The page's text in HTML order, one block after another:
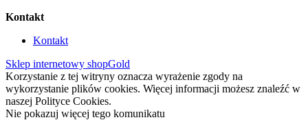
Kontakt
Kontakt
Sklep internetowy shopGold
Korzystanie z tej witryny oznacza wyrażenie zgody na
wykorzystanie plików cookies. Więcej informacji możesz znaleźć w
naszej Polityce Cookies.
Nie pokazuj więcej tego komunikatu